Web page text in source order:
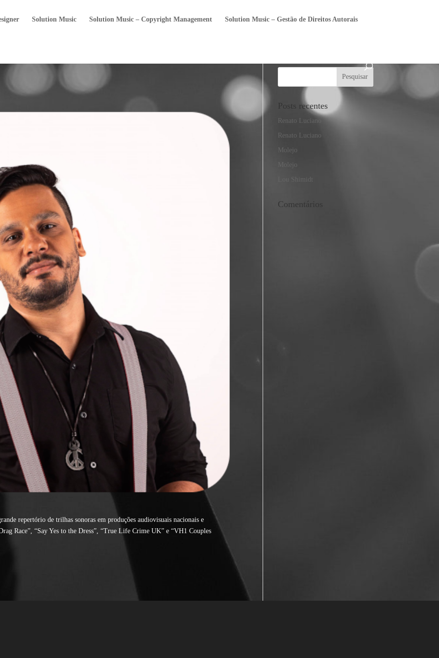
Solution Music Solution Music – Copyright Management Solution Music – Gestão de Direitos Autorais
repertório de trilhas sonoras em produções audiovisuais nacionais e
Race”, “Say Yes to the Dress”, “True Life Crime UK” e “VH1 Couples
Posts recentes
Renato Luciano
Renato Luciano
Molejo
Molejo
Lou Shimidt
Comentários